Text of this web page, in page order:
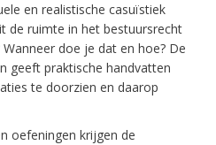
en realistische casuïstiek
de ruimte in het bestuursrecht
doe je dat en hoe? De
geeft praktische handvatten
te doorzien en daarop
oefeningen krijgen de